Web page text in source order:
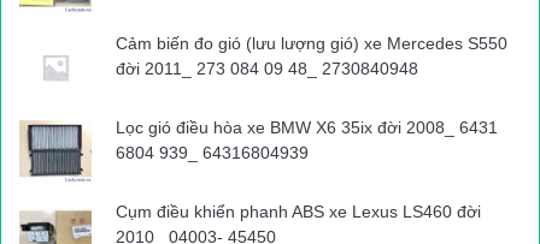
Cảm biến đo gió (lưu lượng gió) xe Mercedes S550
đời 2011_ 273 084 09 48_ 2730840948
Lọc gió điều hòa xe BMW X6 35ix đời 2008_ 6431
6804 939_ 64316804939
Cụm điều khiển phanh ABS xe Lexus LS460 đời
2010_ 04003- 45450